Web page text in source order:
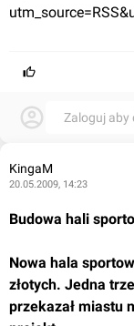
Zaloguj aby
KingaM
20.05.2009, 14:23
Budowa hali
Nowa hala
złotych. Jedna
przekazał miastu